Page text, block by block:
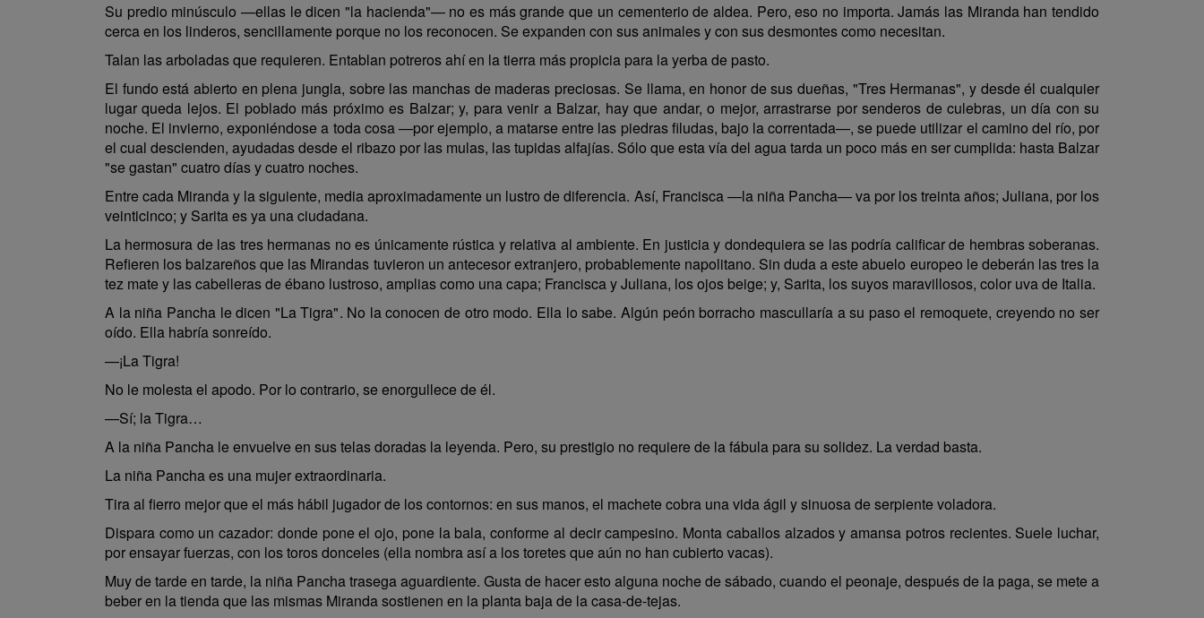
Su predio minúsculo —ellas le dicen "la hacienda"— no es más grande que un cementerio de aldea. Pero, eso no importa. Jamás las Miranda han tendido
cerca en los linderos, sencillamente porque no los reconocen. Se expanden con sus animales y con sus desmontes como necesitan.
Talan las arboladas que requieren. Entablan potreros ahí en la tierra más propicia para la yerba de pasto.
El fundo está abierto en plena jungla, sobre las manchas de maderas preciosas. Se llama, en honor de sus dueñas, "Tres Hermanas", y desde él cualquier
lugar queda lejos. El poblado más próximo es Balzar; y, para venir a Balzar, hay que andar, o mejor, arrastrarse por senderos de culebras, un día con su
noche. El invierno, exponiéndose a toda cosa —por ejemplo, a matarse entre las piedras filudas, bajo la correntada—, se puede utilizar el camino del río, por
el cual descienden, ayudadas desde el ribazo por las mulas, las tupidas alfajías. Sólo que esta vía del agua tarda un poco más en ser cumplida: hasta Balzar
"se gastan" cuatro días y cuatro noches.
Entre cada Miranda y la siguiente, media aproximadamente un lustro de diferencia. Así, Francisca —la niña Pancha— va por los treinta años; Juliana, por los
veinticinco; y Sarita es ya una ciudadana.
La hermosura de las tres hermanas no es únicamente rústica y relativa al ambiente. En justicia y dondequiera se las podría calificar de hembras soberanas.
Refieren los balzareños que las Mirandas tuvieron un antecesor extranjero, probablemente napolitano. Sin duda a este abuelo europeo le deberán las tres la
tez mate y las cabelleras de ébano lustroso, amplias como una capa; Francisca y Juliana, los ojos beige; y, Sarita, los suyos maravillosos, color uva de Italia.
A la niña Pancha le dicen "La Tigra". No la conocen de otro modo. Ella lo sabe. Algún peón borracho mascullaría a su paso el remoquete, creyendo no ser
oído. Ella habría sonreído.
—¡La Tigra!
No le molesta el apodo. Por lo contrario, se enorgullece de él.
—Sí; la Tigra…
A la niña Pancha le envuelve en sus telas doradas la leyenda. Pero, su prestigio no requiere de la fábula para su solidez. La verdad basta.
La niña Pancha es una mujer extraordinaria.
Tira al fierro mejor que el más hábil jugador de los contornos: en sus manos, el machete cobra una vida ágil y sinuosa de serpiente voladora.
Dispara como un cazador: donde pone el ojo, pone la bala, conforme al decir campesino. Monta caballos alzados y amansa potros recientes. Suele luchar,
por ensayar fuerzas, con los toros donceles (ella nombra así a los toretes que aún no han cubierto vacas).
Muy de tarde en tarde, la niña Pancha trasega aguardiente. Gusta de hacer esto alguna noche de sábado, cuando el peonaje, después de la paga, se mete a
beber en la tienda que las mismas Miranda sostienen en la planta baja de la casa-de-tejas.